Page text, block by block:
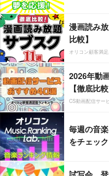
漫画読み
比較】
オリコン顧客満
2026年動
【徹底比較
CS動画配信サー
毎週の音
をチェック